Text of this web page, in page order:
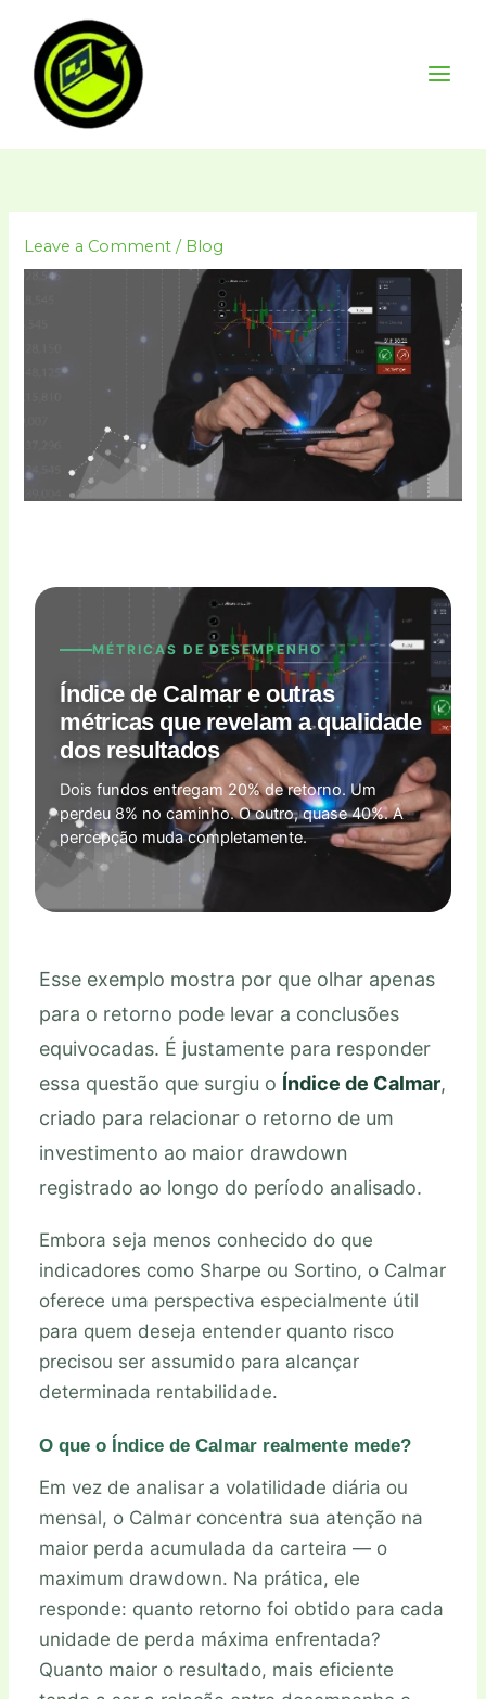
content
Leave a Comment / Blog
MÉTRICAS DE DESEMPENHO
Índice de Calmar e outras
métricas que revelam a qualidade
dos resultados
Dois fundos entregam 20% de retorno. Um
perdeu 8% no caminho. O outro, quase 40%. A
percepção muda completamente.
Esse exemplo mostra por que olhar apenas
para o retorno pode levar a conclusões
equivocadas. É justamente para responder
essa questão que surgiu o Índice de Calmar,
criado para relacionar o retorno de um
investimento ao maior drawdown
registrado ao longo do período analisado.
Embora seja menos conhecido do que
indicadores como Sharpe ou Sortino, o Calmar
oferece uma perspectiva especialmente útil
para quem deseja entender quanto risco
precisou ser assumido para alcançar
determinada rentabilidade.
O que o Índice de Calmar realmente mede?
Em vez de analisar a volatilidade diária ou
mensal, o Calmar concentra sua atenção na
maior perda acumulada da carteira — o
maximum drawdown. Na prática, ele
responde: quanto retorno foi obtido para cada
unidade de perda máxima enfrentada?
Quanto maior o resultado, mais eficiente